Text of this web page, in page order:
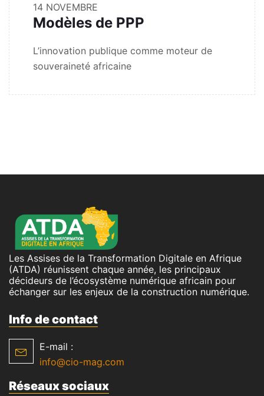
14 NOVEMBRE
Modèles de PPP
L’innovation publique comme moteur de
souveraineté africaine
Les Assises de la Transformation Digitale en Afrique
(ATDA) réunissent chaque année, les principaux
décideurs de l’écosystème numérique africain pour
échanger sur les enjeux de la construction numérique.
Info de contact
E-mail :
info@cio-mag.com
Réseaux sociaux